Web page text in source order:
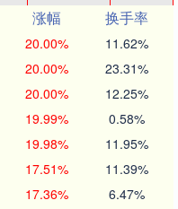
涨幅
换手率
20.00% 11.62%
20.00% 23.31%
20.00% 12.25%
19.99% 0.58%
19.98% 11.95%
17.51% 11.39%
17.36% 6.47%